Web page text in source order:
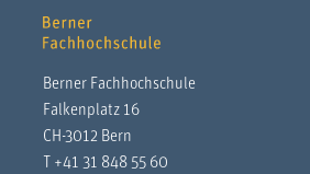
Berner Fachhochschule
Falkenplatz 16
CH-3012 Bern
T +41 31 848 55 60